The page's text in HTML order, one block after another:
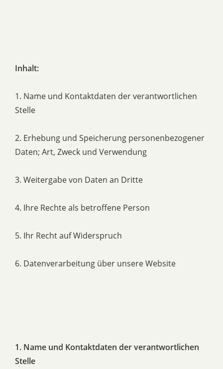
Inhalt:
1. Name und Kontaktdaten der verantwortlichen
Stelle
2. Erhebung und Speicherung personenbezogener
Daten; Art, Zweck und Verwendung
3. Weitergabe von Daten an Dritte
4. Ihre Rechte als betroffene Person
5. Ihr Recht auf Widerspruch
6. Datenverarbeitung über unsere Website
1. Name und Kontaktdaten der verantwortlichen
Stelle